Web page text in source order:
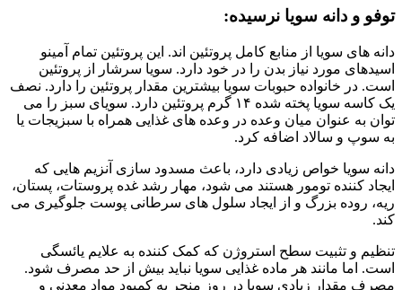
توفو و دانه سویا نرسیده:
دانه های سویا از منابع کامل پروتئین اند. این پروتئین تمام آمینو
اسیدهای مورد نیاز بدن را در خود دارد. سویا سرشار از پروتئین
است. در خانواده حبوبات سویا بیشترین مقدار پروتئین را دارد. نصف
یک کاسه سویا پخته شده ۱۴ گرم پروتئین دارد. سویای سبز را می
توان به عنوان میان وعده در وعده های غذایی همراه با سبزیجات یا
به سوپ و سالاد اضافه کرد.
دانه سویا خواص زیادی دارد، باعث مسدود سازی آنزیم هایی که
ایجاد کننده تومور هستند می شود، مهار رشد غده پروستات، پستان،
ریه، روده بزرگ و از ایجاد سلول های سرطانی پوست جلوگیری می
کند.
تنظیم و تثبیت سطح استروژن که کمک کننده به علایم یائسگی
است. اما مانند هر ماده غذایی سویا نباید بیش از حد مصرف شود.
مصرف مقدار زیادی سویا در روز منجر به کمبود مواد معدنی و